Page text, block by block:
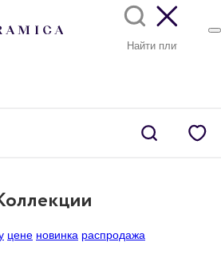
цене новинка распродажа